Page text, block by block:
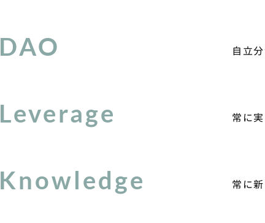
DAO 自立
Leverage 常に
Knowledge 常に